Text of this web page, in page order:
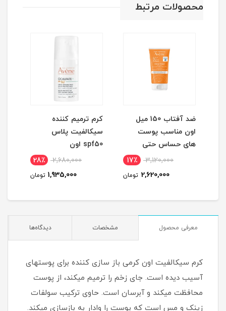
محصولات مرتبط
ضد آفتاب 150 میل
اون مناسب پوست
های حساس حتی
3,120,000 17٪
2,620,000 تومان
کرم ترمیم کننده
سیکالفیت پلاس
spf50 اون
2,680,000 28٪
1,935,000 تومان
معرفی محصول مشخصات دیدگاه‌ها
کرم سیکالفیت اون کرمی باز سازی کننده برای پوستهای
آسیب دیده است. جای زخم را ترمیم میکند، از پوست
محافظت میکند و آبرسان است. حاوی ترکیب سولفات
زینک و مس است که پوست را وادار به بازسازی میکند.